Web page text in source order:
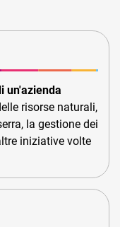
un'azienda
risorse naturali,
la gestione dei
iniziative volte